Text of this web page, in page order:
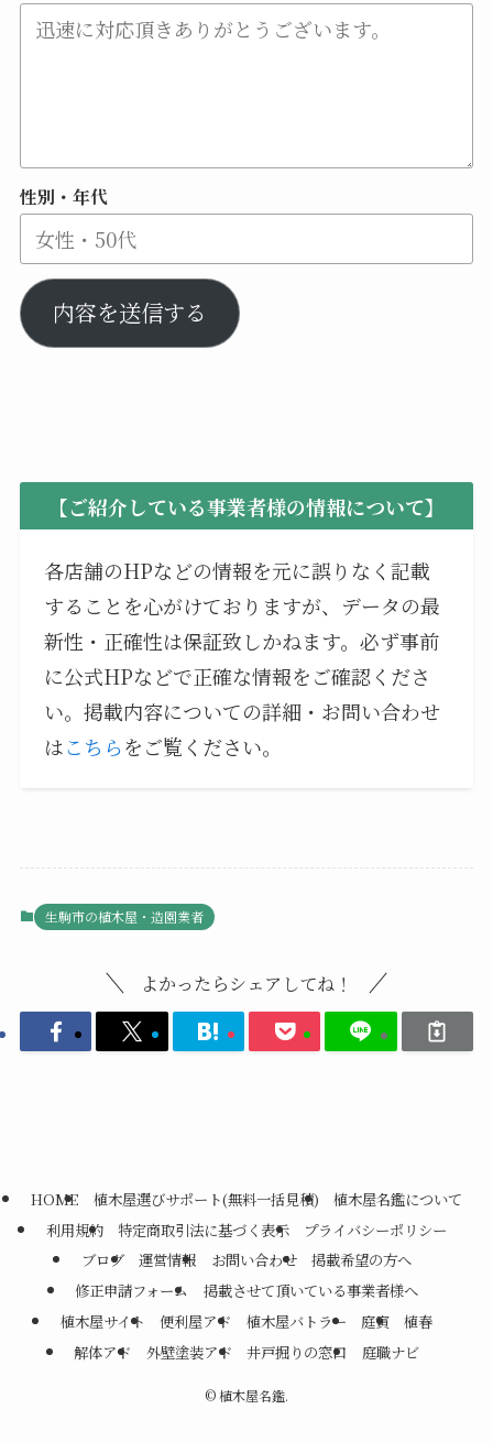
性別・年代
内容を送信する
【ご紹介している事業者様の情報について】
各店舗のHPなどの情報を元に誤りなく記載
することを心がけておりますが、データの最
新性・正確性は保証致しかねます。必ず事前
に公式HPなどで正確な情報をご確認くださ
い。掲載内容についての詳細・お問い合わせ
はこちらをご覧ください。
生駒市の植木屋・造園業者
よかったらシェアしてね！
HOME 植木屋選びサポート(無料一括見積)
植木屋名鑑について
利用規約
特定商取引法に基づく表示
プライバシーポリシー
ブログ
運営情報 お問い合わせ
掲載希望の方へ
修正申請フォーム
掲載させて頂いている事業者様へ
植木屋サイト
便利屋アド 植木屋バトラー 庭寅
植春
解体アド
外壁塗装アド 井戸掘りの窓口 庭職ナビ
©植木屋名鑑.